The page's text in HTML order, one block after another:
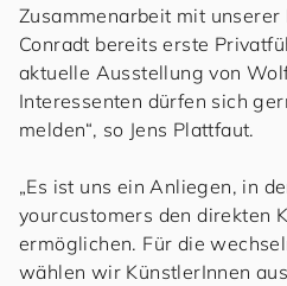
Zusammenarbeit mit
Conradt bereits erste
aktuelle Ausstellung von
Interessenten dürfen sich
melden“, so Jens Plattfaut.
„Es ist uns ein Anliegen, in
yourcustomers den direkten
ermöglichen. Für die
wählen wir KünstlerInnen